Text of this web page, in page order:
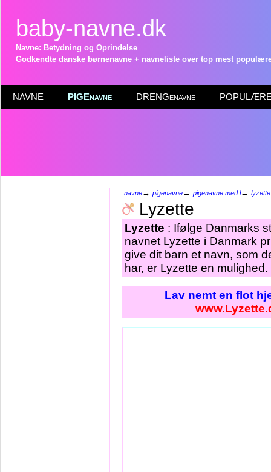
baby-navne.dk
Navne: Betydning og Oprindelse
Godkendte danske børnenavne + navneliste over top mest
NAVNE PIGEnavne DRENGenavne POPULÆRE
navne→ pigenavne→ pigenavne med l→ lyzette
Lyzette
Lyzette : Ifølge Danmarks
navnet Lyzette i Danmark
give dit barn et navn, som
har, er Lyzette en mulighed.
Lav nemt en flot